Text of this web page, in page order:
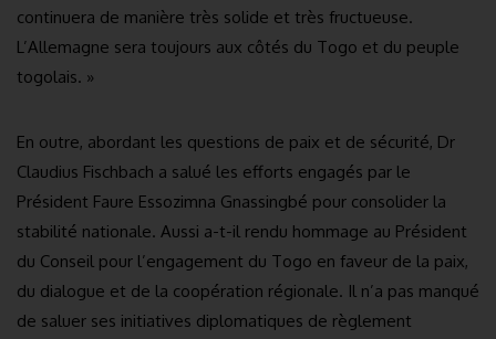
continuera de manière très solide et très fructueuse.
L’Allemagne sera toujours aux côtés du Togo et du peuple
togolais. »
En outre, abordant les questions de paix et de sécurité, Dr
Claudius Fischbach a salué les efforts engagés par le
Président Faure Essozimna Gnassingbé pour consolider la
stabilité nationale. Aussi a-t-il rendu hommage au Président
du Conseil pour l’engagement du Togo en faveur de la paix,
du dialogue et de la coopération régionale. Il n’a pas manqué
de saluer ses initiatives diplomatiques de règlement